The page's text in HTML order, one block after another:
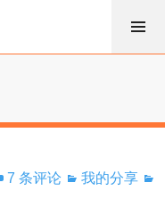
7 条评论
我的分享